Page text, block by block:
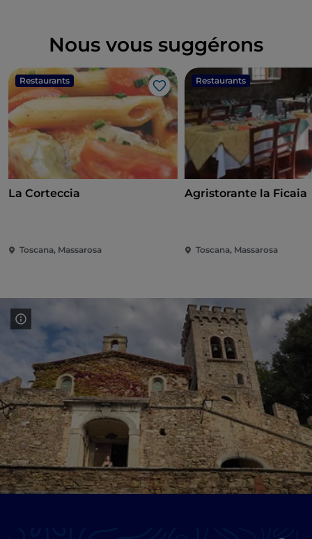
Nous vous suggérons
Restaurants
J’aime
La Corteccia
Toscana, Massarosa
Restaurants
Agristorante la Ficaia
Toscana, Massarosa